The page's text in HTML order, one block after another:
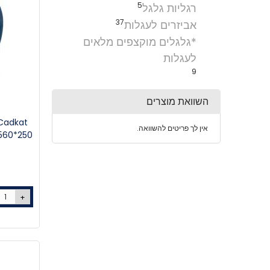
+
רגליות גלגל5
אביזרים לעגלות37
*גלגלים מוקצפים מלאים
לעגלות
9
השוואת מוצרים
אין לך פריטים להשוואה.